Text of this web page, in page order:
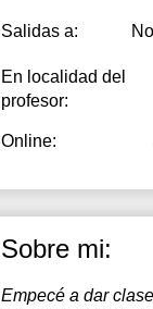
Salidas a: No
En localidad del
profesor:
Online:
Sobre mi:
Empecé a dar